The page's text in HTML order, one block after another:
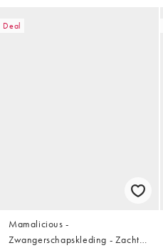
Deal
Mamalicious -
Zwangerschapskleding - Zachte